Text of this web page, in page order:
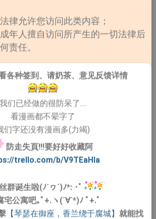
律允许您访问此类内容；
年人擅自访问所产生的一切法律后
责任。
各种签到、请奶茶、意见反馈详情
我们已经做的很防呆了....
看漫画都不晕字了
们字还没有漫画多(力竭)
防走失頁!!!要好好收藏阿
trello.com/b/V9TEaHIa
群诞生啦(ﾉ´ヮ`)ﾉ*: ･ﾟ
公寓吧｡ﾟ+.ヽ(´∀`*)ﾉ ﾟ+.ﾟ
【琴瑟在御座，香兰绕于腐城】 就能找